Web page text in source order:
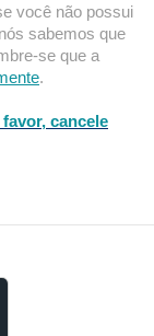
você não possui
sabemos que
se que a
.
cancele